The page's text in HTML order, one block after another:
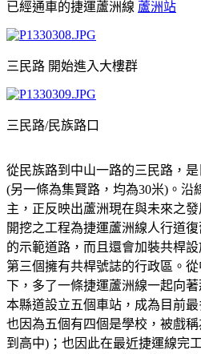
已經通車的捷運蘆洲線 蘆洲站
三民路 開始進入大樓群
三民路/民族路口
從民族路到中山一路的三民路，
(另一條為集賢路，均為30米)。沿
主，正反映出蘆洲現在與未來之
開挖之工程為捷運蘆洲線人行道
的示範道路，而且還會加裝共桿
第三個擁有共桿號誌的行政區。
下，多了一條捷運蘆洲線一起向
本縣道設立五個車站，成為目前
也因為五個有四個是學校，被戲
到高中)；也因此在最近捷運線完